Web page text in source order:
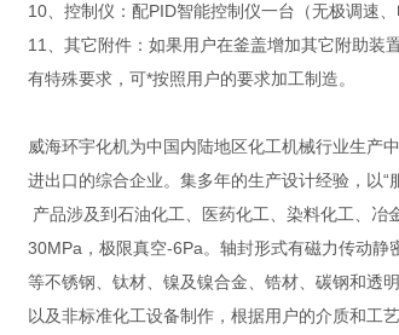
10、控制仪：配PID智能控制仪一台（无极调速、
11、其它附件：如果用户在釜盖增加其它附助装
有特殊要求，可*按照用户的要求加工制造。
威海环宇化机为中国内陆地区化工机械行业生产
进出口的综合企业。集多年的生产设计经验，以“
产品涉及到石油化工、医药化工、染料化工、
30MPa，极限真空-6Pa。轴封形式有磁力传动
等不锈钢、钛材、镍及镍合金、锆材、碳钢和透
以及非标准化工设备制作，根据用户的介质和工